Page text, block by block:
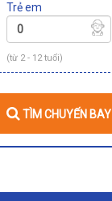
Trẻ em
(từ 2 - 12 tuổi)
TÌM CHUYẾN BAY